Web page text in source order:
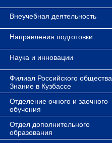
Внеучебная деятельность
Направления подготовки
Наука и инновации
Филиал Российского общества
Знание в Кузбассе
Отделение очного и заочного
обучения
Отдел дополнительного
образования